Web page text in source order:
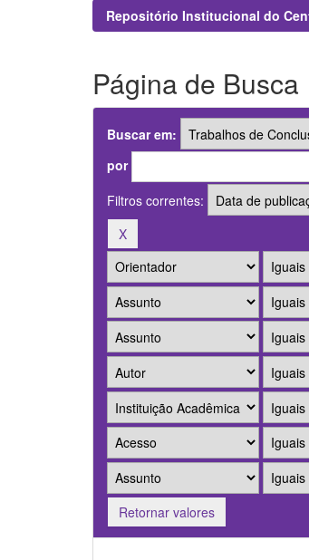
Repositório Institucional do
Página de Busca
Buscar em:
por
Filtros correntes:
Retornar valores